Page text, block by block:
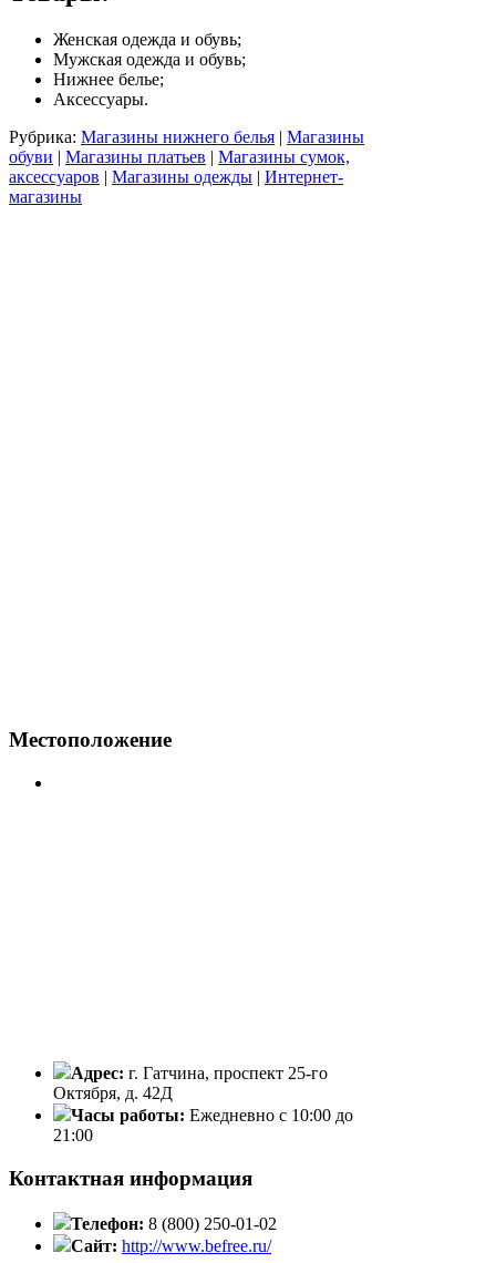
Женская одежда и обувь;
Мужская одежда и обувь;
Нижнее белье;
Аксессуары.
Рубрика: Магазины нижнего белья | Магазины
обуви | Магазины платьев | Магазины сумок,
аксессуаров | Магазины одежды | Интернет-
магазины
Местоположение
Адрес: г. Гатчина, проспект 25-го
Октября, д. 42Д
Часы работы: Ежедневно с 10:00 до
21:00
Контактная информация
Телефон: 8 (800) 250-01-02
Сайт: http://www.befree.ru/